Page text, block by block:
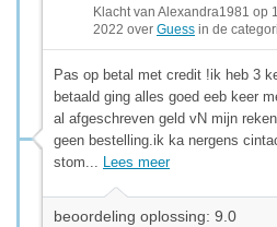
Klacht van Alexandra1981 op
2022 over Guess in de
Pas op betal met credit !ik heb 3
betaald ging alles goed eeb keer
al afgeschreven geld vN mijn
geen bestelling.ik ka nergens
stom... Lees meer
beoordeling oplossing: 9.0